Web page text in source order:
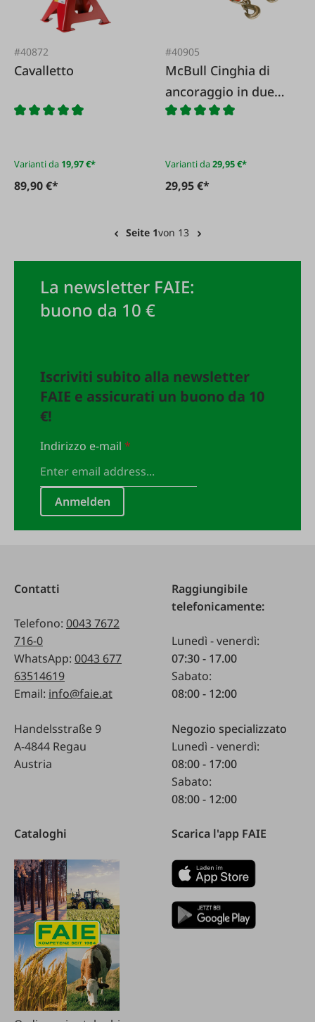
#40872
Cavalletto
Varianti da 19,97 €*
89,90 €*
#40905
McBull Cinghia di
ancoraggio in due
parti 50 mm
Varianti da29,95 €*
29,95 €*
Seite 1von 13
La newsletter FAIE:
buono da 10 €
Iscriviti subito alla newsletter
FAIE e assicurati un buono da 10
€!
Indirizzo e-mail*
Anmelden
Contatti
Telefono: 0043 7672
716-0
WhatsApp: 0043 677
63514619
Email: info@faie.at
Handelsstraße 9
A-4844 Regau
Austria
Raggiungibile
telefonicamente:
Lunedì - venerdì:
07:30 - 17.00
Sabato:
08:00 - 12:00
Negozio specializzato
Lunedì - venerdì:
08:00 - 17:00
Sabato:
08:00 - 12:00
Cataloghi Scarica l'app FAIE